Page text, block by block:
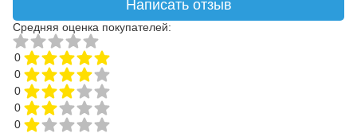
Написать отзыв
Средняя оценка покупателей:
0
0
0
0
0